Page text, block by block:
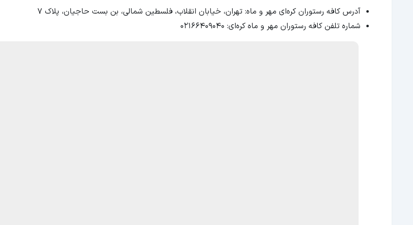
آدرس کافه رستوران کره‌ای مهر و ماه: تهران، خیابان انقلاب، فلسطین شمالی، بن بست حاجیان، پلاک ۷
شماره تلفن کافه رستوران مهر‌ و ماه کره‌ای: ۰۲۱۶۶۴۰۹۰۴۰